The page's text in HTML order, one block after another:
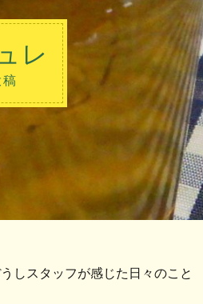
レ
しスタッフが感じた日々のこと